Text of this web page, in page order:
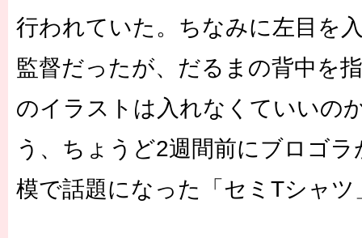
行われていた。ちなみに左目を
監督だったが、だるまの背中を
のイラストは入れなくていいの
う、ちょうど2週間前にブロゴ
模で話題になった「セミTシャツ